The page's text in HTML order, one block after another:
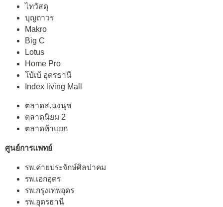
ไทวัสดุ
บุญถาวร
Makro
Big C
Lotus
Home Pro
โบ้เบ้ อุดรธานี
Index living Mall
ตลาดส.นงนุช
ตลาดนิยม 2
ตลาดห้าแยก
ศูนย์การแพทย์
รพ.ค่ายประจักษ์ศิลปาคม
รพ.เอกอุดร
รพ.กรุงเทพอุดร
รพ.อุดรธานี